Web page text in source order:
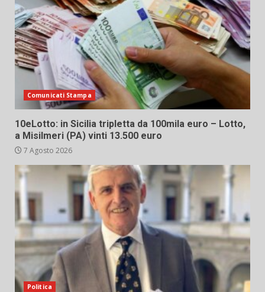
Comunicati Stampa
10eLotto: in Sicilia tripletta da 100mila euro – Lotto,
a Misilmeri (PA) vinti 13.500 euro
7 Agosto 2026
Politica